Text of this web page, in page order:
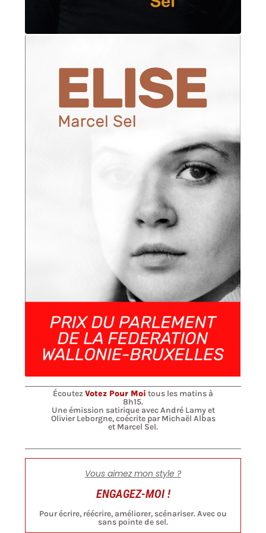
Écoutez Votez Pour Moi tous les matins à
8h15.
Une émission satirique avec André Lamy et
Olivier Leborgne, coécrite par Michaël Albas
et Marcel Sel.
Vous aimez mon style ?
ENGAGEZ-MOI !
Pour écrire, réécrire, améliorer, scénariser. Avec ou
sans pointe de sel.